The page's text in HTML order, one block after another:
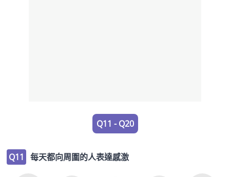
Q11 - Q20
Q11 每天都向周圍的人表達感激